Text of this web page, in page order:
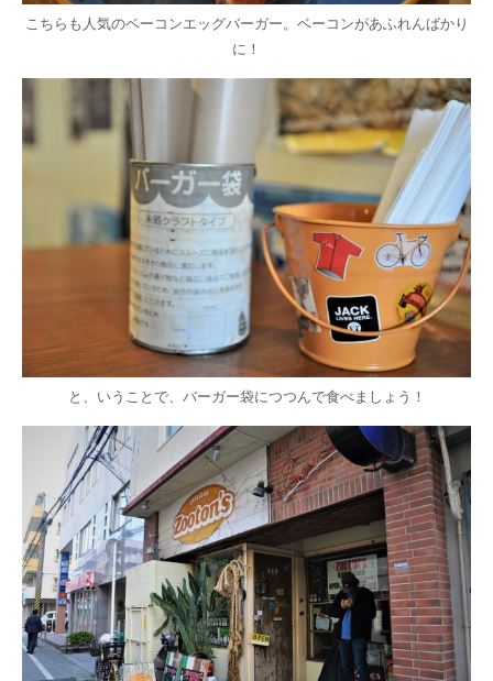
こちらも人気のベーコンエッグバーガー。ベーコンがあふれんばかり
に！
と、いうことで、バーガー袋につつんで食べましょう！